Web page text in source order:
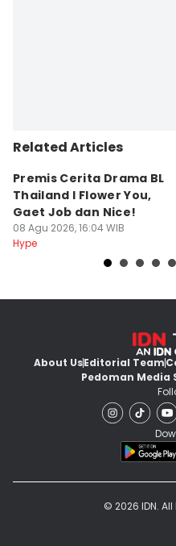
Related Articles
Premis Cerita Drama BL
Thailand I Flower You,
Gaet Job dan Nice!
08 Agu 2026, 16:04 WIB
Hype
About UsEditorial Team
Pedoman Media
© 2026 IDN.